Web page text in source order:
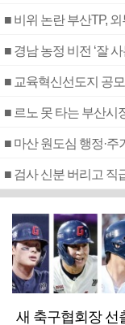
■ 비위 논란 부산TP,
■ 경남 농정 비전 ‘잘
■ 교육혁신선도지 공
■ 르노 못 타는 부산
■ 마산 원도심 행정·
새 축구협회장